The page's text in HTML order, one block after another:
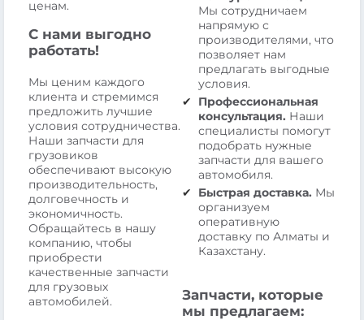
ценам.
С нами выгодно
работать!
Мы ценим каждого
клиента и стремимся
предложить лучшие
условия сотрудничества.
Наши запчасти для
грузовиков
обеспечивают высокую
производительность,
долговечность и
экономичность.
Обращайтесь в нашу
компанию, чтобы
приобрести
качественные запчасти
для грузовых
автомобилей.
Мы сотрудничаем
напрямую с
производителями, что
позволяет нам
предлагать выгодные
условия.
Профессиональная
консультация. Наши
специалисты помогут
подобрать нужные
запчасти для вашего
автомобиля.
Быстрая доставка. Мы
организуем
оперативную
доставку по Алматы и
Казахстану.
Запчасти, которые
мы предлагаем: